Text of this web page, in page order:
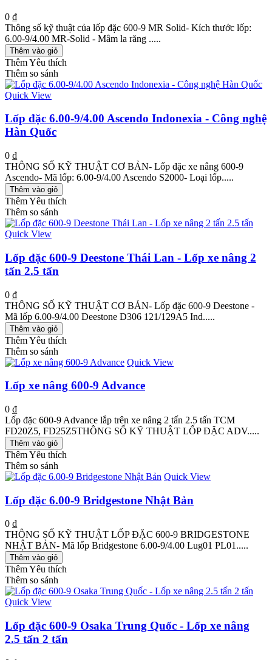
0 ₫
Thông số kỹ thuật của lốp đặc 600-9 MR Solid- Kích thước lốp:
6.00-9/4.00 MR-Solid - Mâm la răng .....
Thêm vào giỏ
Thêm Yêu thích
Thêm so sánh
Quick View
Lốp đặc 6.00-9/4.00 Ascendo Indonexia - Công nghệ
Hàn Quốc
0 ₫
THÔNG SỐ KỸ THUẬT CƠ BẢN- Lốp đặc xe nâng 600-9
Ascendo- Mã lốp: 6.00-9/4.00 Ascendo S2000- Loại lốp.....
Thêm vào giỏ
Thêm Yêu thích
Thêm so sánh
Quick View
Lốp đặc 600-9 Deestone Thái Lan - Lốp xe nâng 2
tấn 2.5 tấn
0 ₫
THÔNG SỐ KỸ THUẬT CƠ BẢN- Lốp đặc 600-9 Deestone -
Mã lốp 6.00-9/4.00 Deestone D306 121/129A5 Ind.....
Thêm vào giỏ
Thêm Yêu thích
Thêm so sánh
Quick View
Lốp xe nâng 600-9 Advance
0 ₫
Lốp đặc 600-9 Advance lắp trên xe nâng 2 tấn 2.5 tấn TCM
FD20Z5, FD25Z5THÔNG SỐ KỸ THUẬT LỐP ĐẶC ADV.....
Thêm vào giỏ
Thêm Yêu thích
Thêm so sánh
Quick View
Lốp đặc 6.00-9 Bridgestone Nhật Bản
0 ₫
THÔNG SỐ KỸ THUẬT LỐP ĐẶC 600-9 BRIDGESTONE
NHẬT BẢN- Mã lốp Bridgestone 6.00-9/4.00 Lug01 PL01.....
Thêm vào giỏ
Thêm Yêu thích
Thêm so sánh
Quick View
Lốp đặc 600-9 Osaka Trung Quốc - Lốp xe nâng
2.5 tấn 2 tấn